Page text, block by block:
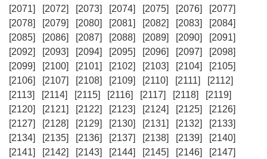
[2071]
[2072] [2073] [2074] [2075] [2076]
[2077]
[2078]
[2079] [2080] [2081] [2082] [2083]
[2084]
[2085]
[2086] [2087] [2088] [2089] [2090]
[2091]
[2092]
[2093] [2094] [2095] [2096] [2097]
[2098]
[2099]
[2100] [2101] [2102] [2103] [2104]
[2105]
[2106]
[2107] [2108] [2109] [2110] [2111]
[2112]
[2113]
[2114] [2115] [2116] [2117] [2118]
[2119]
[2120]
[2121] [2122] [2123] [2124] [2125]
[2126]
[2127]
[2128] [2129] [2130] [2131] [2132]
[2133]
[2134]
[2135] [2136] [2137] [2138] [2139]
[2140]
[2141]
[2142] [2143] [2144] [2145] [2146]
[2147]